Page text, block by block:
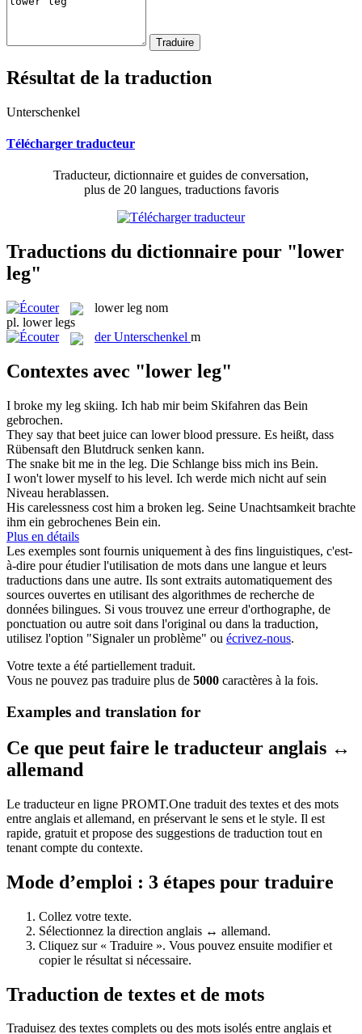
Résultat de la traduction
Unterschenkel
Télécharger traducteur
Traducteur, dictionnaire et guides de conversation,
plus de 20 langues, traductions favoris
Traductions du dictionnaire pour "lower
leg"
lower leg nom
pl. lower legs
derUnterschenkel m
Contextes avec "lower leg"
I broke my leg skiing. Ich hab mir beim Skifahren das Bein
gebrochen.
They say that beet juice can lowerblood pressure. Es heißt, dass
Rübensaft den Blutdruck senken kann.
The snake bit me in the leg. Die Schlange biss mich ins Bein.
I won't lowermyself to his level. Ich werde mich nicht auf sein
Niveau herablassen.
His carelessness cost him a broken leg. Seine Unachtsamkeit brachte
ihm ein gebrochenes Bein ein.
Plus en détails
Les exemples sont fournis uniquement à des fins linguistiques, c'est-
à-dire pour étudier l'utilisation de mots dans une langue et leurs
traductions dans une autre. Ils sont extraits automatiquement des
sources ouvertes en utilisant des algorithmes de recherche de
données bilingues. Si vous trouvez une erreur d'orthographe, de
ponctuation ou autre soit dans l'original ou dans la traduction,
utilisez l'option "Signaler un problème" ou écrivez-nous.
Votre texte a été partiellement traduit.
Vous ne pouvez pas traduire plus de 5000 caractères à la fois.
Examples and translation for
Ce que peut faire le traducteur anglais ↔
allemand
Le traducteur en ligne PROMT.One traduit des textes et des mots
entre anglais et allemand, en préservant le sens et le style. Il est
rapide, gratuit et propose des suggestions de traduction tout en
tenant compte du contexte.
Mode d’emploi : 3 étapes pour traduire
Collez votre texte.
Sélectionnez la direction anglais ↔ allemand.
Cliquez sur « Traduire ». Vous pouvez ensuite modifier et
copier le résultat si nécessaire.
Traduction de textes et de mots
Traduisez des textes complets ou des mots isolés entre anglais et